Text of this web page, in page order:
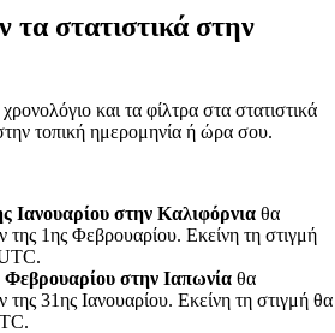
τα στατιστικά στην
και τα φίλτρα στα στατιστικά
τοπική ημερομηνία ή ώρα σου.
Ιανουαρίου στην Καλιφόρνια θα
1ης Φεβρουαρίου. Εκείνη τη στιγμή
στην Ιαπωνία θα
31ης Ιανουαρίου. Εκείνη τη στιγμή θα